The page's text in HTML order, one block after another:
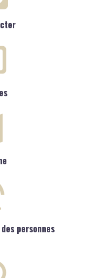
personnes